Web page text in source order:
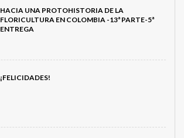
HACIA UNA PROTOHISTORIA DE LA
FLORICULTURA EN COLOMBIA -13ª PARTE-5ª
ENTREGA
¡FELICIDADES!